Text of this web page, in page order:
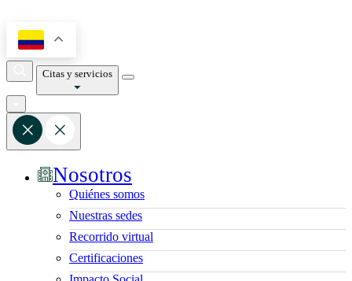
Citas y servicios
Nosotros
Quiénes somos
Nuestras sedes
Recorrido virtual
Certificaciones